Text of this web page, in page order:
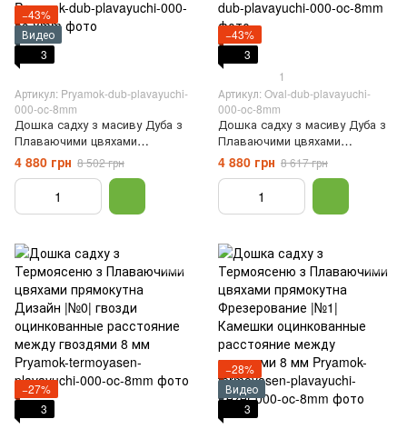
−43%
Видео
3
Артикул: Pryamok-dub-plavayuchi-
000-oc-8mm
Дошка садху з масиву Дуба з
Плаваючими цвяхами
прямокутна Дизайн |№0|
гвозди оцинкованные
расстояние между гвоздями 8
мм
4 880 грн 8 502 грн
−43%
3
1
Артикул: Oval-dub-plavayuchi-
000-oc-8mm
Дошка садху з масиву Дуба з
Плаваючими цвяхами
прямокутна Дизайн |№0|
гвозди оцинкованные
расстояние между гвоздями 8
мм
4 880 грн 8 617 грн
−27%
3
−28%
Видео
3